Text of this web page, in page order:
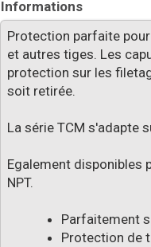
Informations
Protection parfaite
et autres tiges. Les
protection sur les
soit retirée.
La série TCM s'adapte
Egalement disponibles
NPT.
Parfaitement
Protection de